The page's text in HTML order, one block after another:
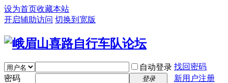
设为首页收藏本站
开启辅助访问 切换到宽版
自动登录 找回密码
密码
登录
新用户注册